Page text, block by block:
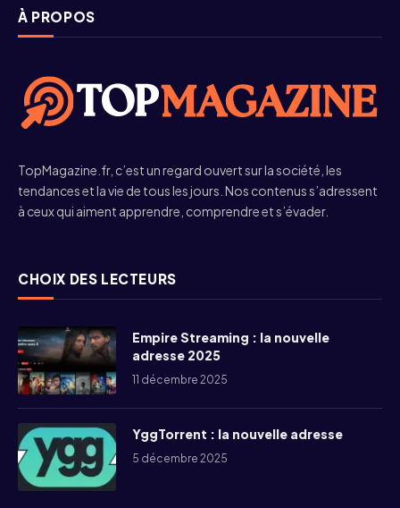
À PROPOS
TopMagazine.fr, c’est un regard ouvert sur la société, les
tendances et la vie de tous les jours. Nos contenus s’adressent
à ceux qui aiment apprendre, comprendre et s’évader.
CHOIX DES LECTEURS
Empire Streaming : la nouvelle
adresse 2025
11 décembre 2025
YggTorrent : la nouvelle adresse
5 décembre 2025